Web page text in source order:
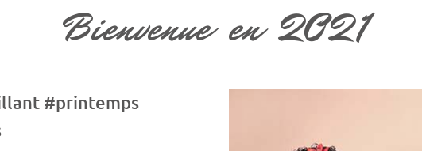
Bienvenue en 2021
#printemps